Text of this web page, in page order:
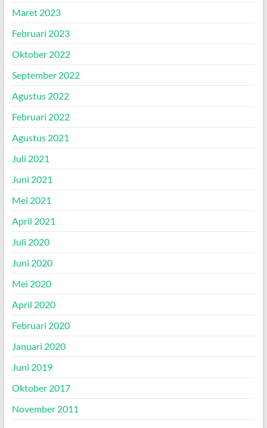
Maret 2023
Februari 2023
Oktober 2022
September 2022
Agustus 2022
Februari 2022
Agustus 2021
Juli 2021
Juni 2021
Mei 2021
April 2021
Juli 2020
Juni 2020
Mei 2020
April 2020
Februari 2020
Januari 2020
Juni 2019
Oktober 2017
November 2011